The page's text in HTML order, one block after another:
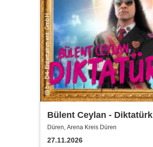
Bülent Ceylan - Diktatürk
Düren, Arena Kreis Düren
27.11.2026